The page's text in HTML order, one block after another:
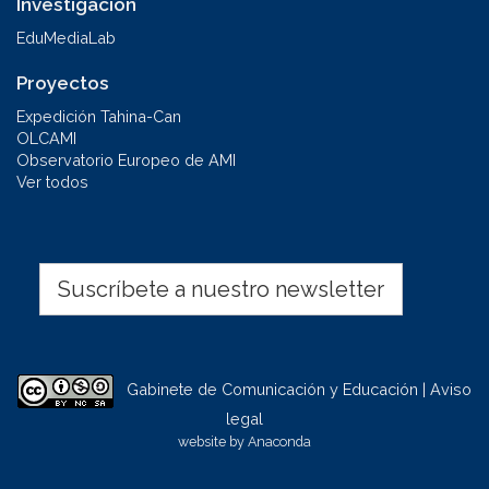
Investigación
EduMediaLab
Proyectos
Expedición Tahina-Can
OLCAMI
Observatorio Europeo de AMI
Ver todos
Suscríbete a nuestro newsletter
Gabinete de Comunicación y Educación | Aviso
legal
website by Anaconda